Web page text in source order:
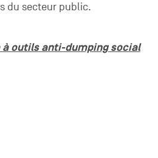
du secteur public.
à outils anti-dumping social